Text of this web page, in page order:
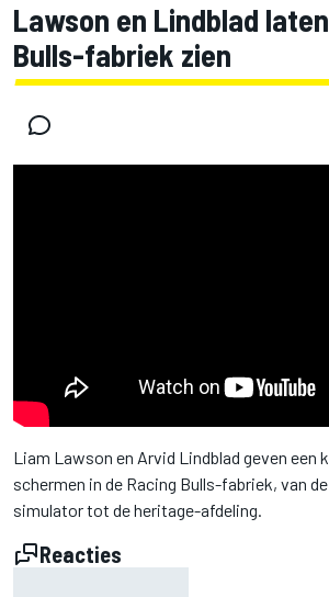
Lawson en Lindblad
Bulls-fabriek zien
Liam Lawson en Arvid Lindblad geven een
schermen in de Racing Bulls-fabriek, van
simulator tot de heritage-afdeling.
Reacties